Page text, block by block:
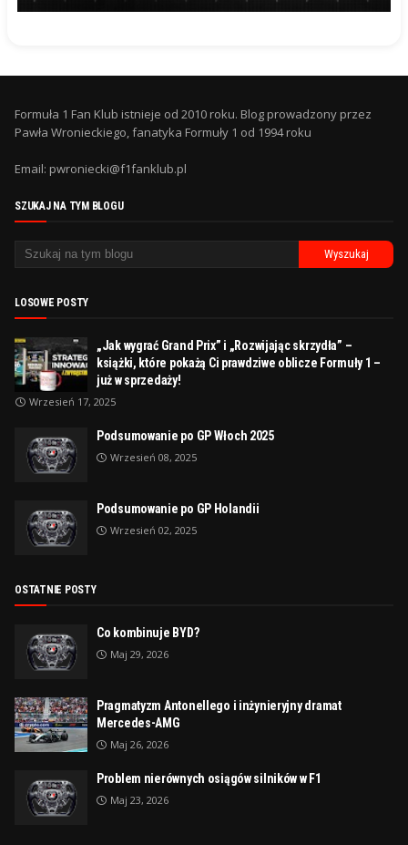
Formuła 1 Fan Klub istnieje od 2010 roku. Blog prowadzony przez
Pawła Wronieckiego, fanatyka Formuły 1 od 1994 roku
Email: pwroniecki@f1fanklub.pl
SZUKAJ NA TYM BLOGU
LOSOWE POSTY
„Jak wygrać Grand Prix” i „Rozwijając skrzydła” –
książki, które pokażą Ci prawdziwe oblicze Formuły 1 –
już w sprzedaży!
Wrzesień 17, 2025
Podsumowanie po GP Włoch 2025
Wrzesień 08, 2025
Podsumowanie po GP Holandii
Wrzesień 02, 2025
OSTATNIE POSTY
Co kombinuje BYD?
Maj 29, 2026
Pragmatyzm Antonellego i inżynieryjny dramat
Mercedes-AMG
Maj 26, 2026
Problem nierównych osiągów silników w F1
Maj 23, 2026